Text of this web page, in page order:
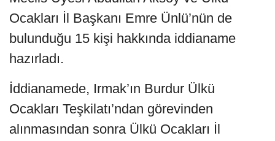
Ocakları İl Başkanı Emre Ünlü’nün de
bulunduğu 15 kişi hakkında iddianame
hazırladı.
İddianamede, Irmak’ın Burdur Ülkü
Ocakları Teşkilatı’ndan görevinden
alınmasından sonra Ülkü Ocakları İl